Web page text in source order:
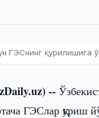
ГЭСнинг қурилишига
--
ГЭСлар қуриш